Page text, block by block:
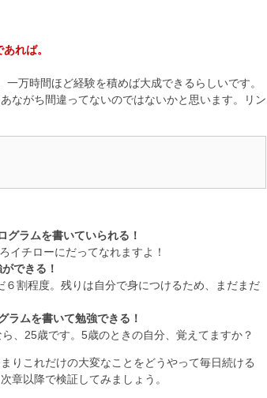
れば。
一万時間ほど経験を積めば大成できるらしいです。
ながち間違ってないのではないかと思います。リン
ラムを書いていられる！
イチローにだってなれますよ！
できる！
割程度。残りは自分で身につけるため、まだまだ
ラムを書いて勉強できる！
、25歳です。5歳のときの自分、覚えてますか？
りこれだけの大変なことをどうやって毎日続ける
章以降で検証してみましょう。